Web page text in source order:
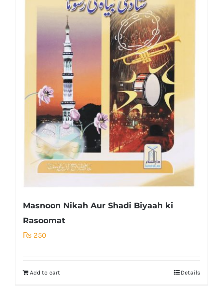
Masnoon Nikah Aur Shadi Biyaah ki
Rasoomat
₨ 250
Add to cart Details